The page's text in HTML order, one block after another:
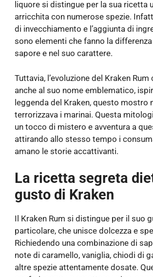
liquore si distingue per la sua ricetta
arricchita con numerose spezie.
di invecchiamento e l’aggiunta di
sono elementi che fanno la
sapore e nel suo carattere.
Tuttavia, l’evoluzione del Kraken
anche al suo nome emblematico,
leggenda del Kraken, questo mostro
terrorizzava i marinai. Questa
un tocco di mistero e avventura a
attirando allo stesso tempo i
amano le storie accattivanti.
La ricetta segreta
gusto di Kraken
Il Kraken Rum si distingue per il suo
particolare, che unisce dolcezza e
Richiedendo una combinazione di
note di caramello, vaniglia, chiodi di
altre spezie attentamente dosate.